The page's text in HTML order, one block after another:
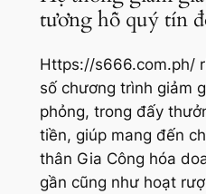
tương hỗ quý tín
Https://s666.com.ph/
số chương trình giảm
phỏng, trong đấy
tiền, giúp mang đến
thân Gia Công hóa
gần cũng như hoạt